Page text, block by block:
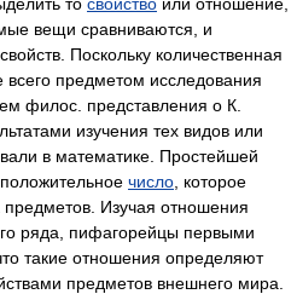
вещи сравниваются, и
Поскольку количественная
предметом исследования
филос. представления о К.
изучения тех видов или
в математике. Простейшей
положительное число , которое
предметов. Изучая отношения
ряда, пифагорейцы первыми
такие отношения определяют
предметов внешнего мира.